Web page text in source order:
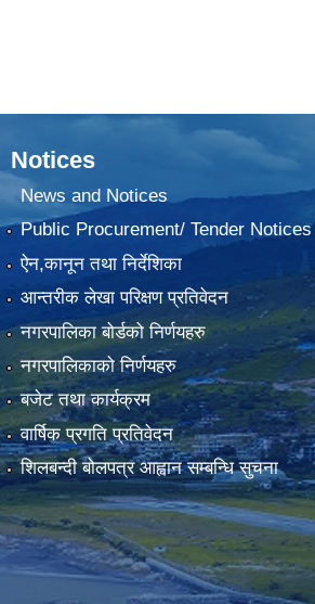
Notices
News and Notices
Public Procurement/ Tender Notices
ऐन,कानून तथा निर्देशिका
आन्तरीक लेखा परिक्षण प्रतिवेदन
नगरपालिका बोर्डको निर्णयहरु
नगरपालिकाको निर्णयहरु
बजेट तथा कार्यक्रम
वार्षिक प्रगति प्रतिवेदन
शिलबन्दी बोलपत्र आह्वान सम्बन्धि सुचना